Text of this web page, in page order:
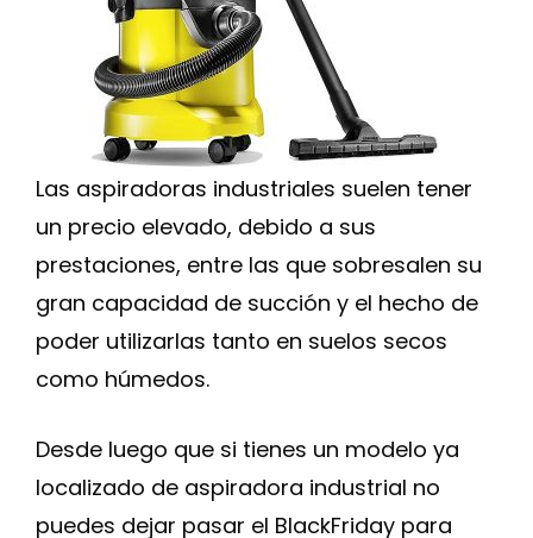
Las aspiradoras industriales suelen tener
un precio elevado, debido a sus
prestaciones, entre las que sobresalen su
gran capacidad de succión y el hecho de
poder utilizarlas tanto en suelos secos
como húmedos.
Desde luego que si tienes un modelo ya
localizado de aspiradora industrial no
puedes dejar pasar el BlackFriday para